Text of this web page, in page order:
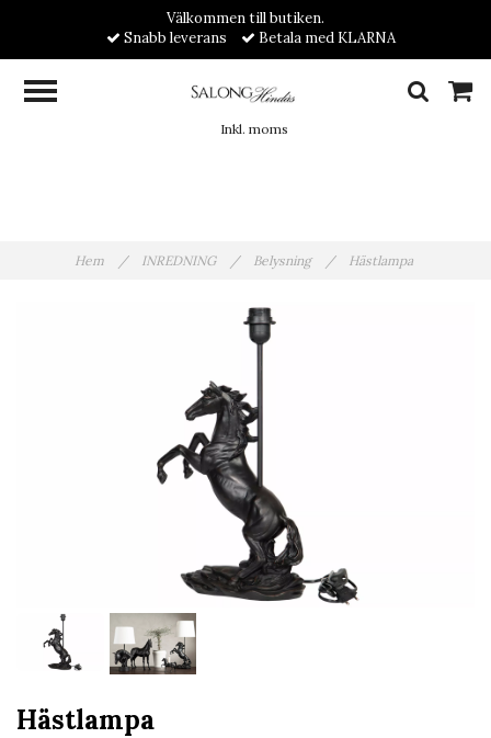
Välkommen till butiken.
Snabb leverans
Betala med KLARNA
Inkl. moms
Hem / INREDNING / Belysning / Hästlampa
Hästlampa